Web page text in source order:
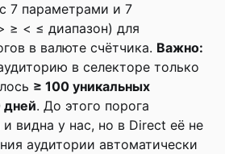
7 параметрами и 7
≥ < ≤ диапазон) для
в валюте счётчика. Важно:
в селекторе только
≥ 100 уникальных
дней. До этого порога
видна у нас, но в Direct её не
аудитории автоматически